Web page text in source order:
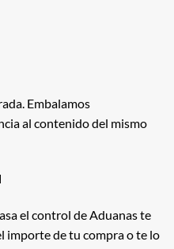
Embalamos
al contenido del mismo
el control de Aduanas te
importe de tu compra o te lo